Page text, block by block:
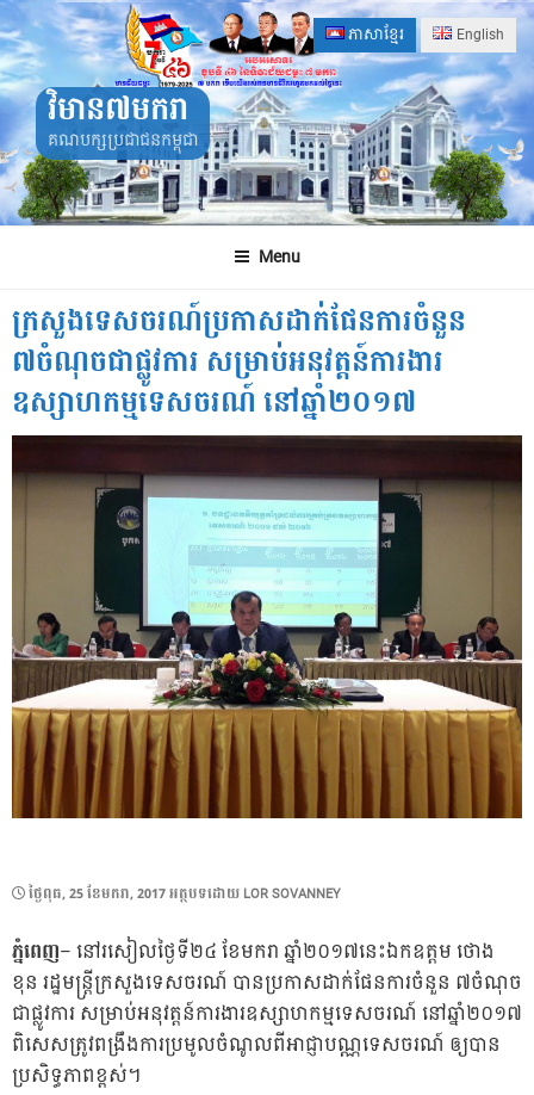
Skip
to
content
ភាសាខ្មែរ English
វិមាន៧មករា
គណបក្សប្រជាជនកម្ពុជា
Menu
ក្រសួងទេសចរណ៍ប្រកាសដាក់ផែនការចំនួន
៧ចំណុចជាផ្លូវការ សម្រាប់អនុវត្តន៍ការងារ
ឧស្សាហកម្មទេសចរណ៍ នៅឆ្នាំ២០១៧
POSTED
ថ្ងៃ​ពុធ, 25 ខែ​មករា, 2017អត្ថបទដោយ LOR SOVANNEY
ភ្នំពេញ– នៅរសៀលថ្ងៃទី២៤ ខែមករា ​ឆ្នាំ២០១៧នេះឯកឧត្តម ថោង
ខុន រដ្ឋមន្រ្តីក្រសួងទេសចរណ៍ បានប្រកាសដាក់ផែនការចំនួន ៧ចំណុច
ជាផ្លូវការ សម្រាប់អនុវត្តន៍ការងារឧស្សាហកម្មទេសចរណ៍ នៅឆ្នាំ២០១៧
ពិសេសត្រូវពង្រឹងការប្រមូលចំណូលពីអាជ្ញាបណ្ណទេសចរណ៍ ឲ្យបាន
ប្រសិទ្ធភាពខ្ពស់។